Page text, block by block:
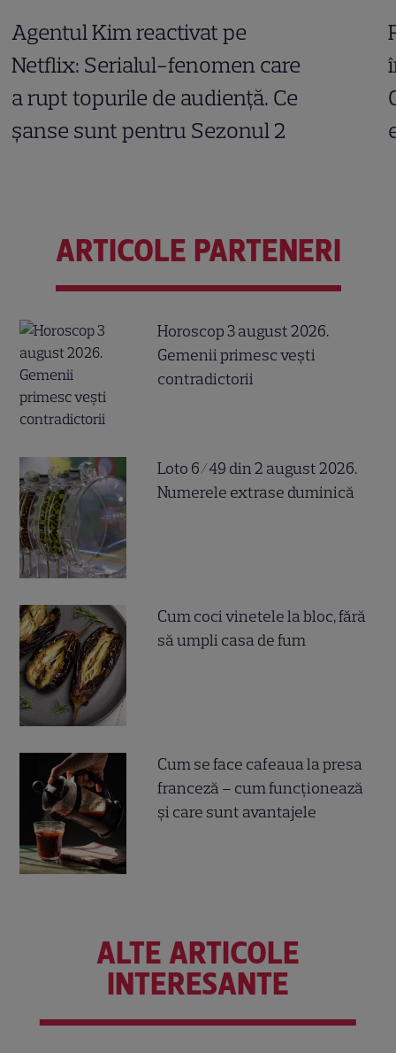
Agentul Kim reactivat pe
Netflix: Serialul-fenomen care
a rupt topurile de audiență. Ce
șanse sunt pentru Sezonul 2
ARTICOLE PARTENERI
Horoscop 3 august 2026.
Gemenii primesc vești
contradictorii
Loto 6/49 din 2 august 2026.
Numerele extrase duminică
Cum coci vinetele la bloc, fără
să umpli casa de fum
Cum se face cafeaua la presa
franceză – cum funcționează
și care sunt avantajele
ALTE ARTICOLE
INTERESANTE